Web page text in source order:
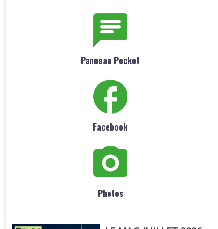
Panneau Pocket
Facebook
Photos